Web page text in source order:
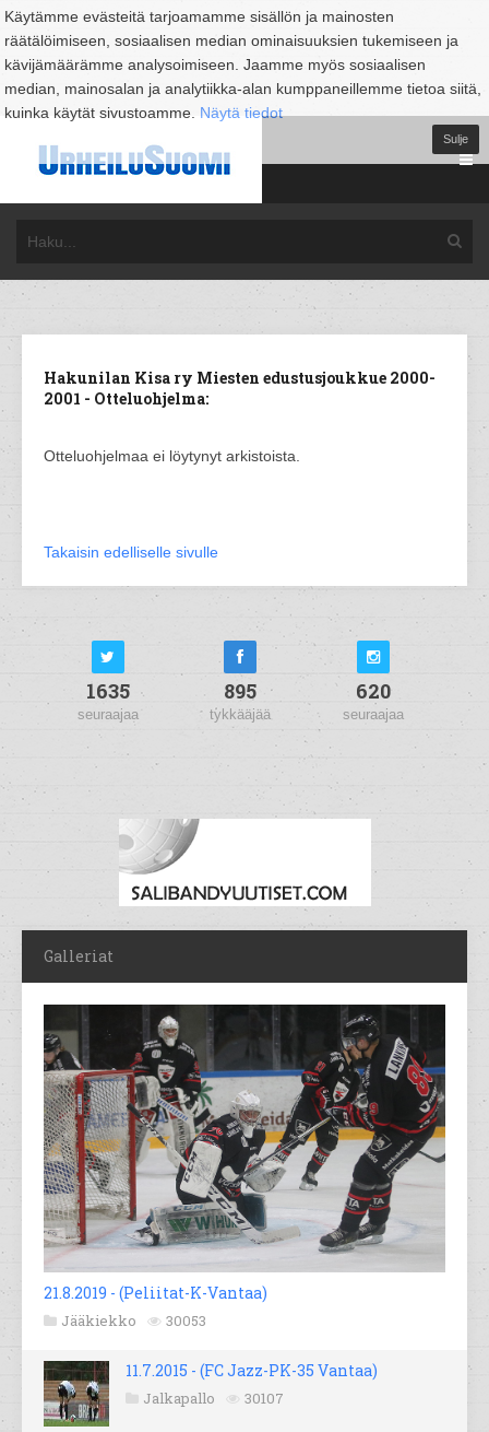
Käytämme evästeitä tarjoamamme sisällön ja mainosten
räätälöimiseen, sosiaalisen median ominaisuuksien tukemiseen ja
kävijämäärämme analysoimiseen. Jaamme myös sosiaalisen
median, mainosalan ja analytiikka-alan kumppaneillemme tietoa siitä,
kuinka käytät sivustoamme. Näytä tiedot
Sulje
Hakunilan Kisa ry Miesten edustusjoukkue 2000-
2001 - Otteluohjelma:
Otteluohjelmaa ei löytynyt arkistoista.
Takaisin edelliselle sivulle
1635
seuraajaa
895
tykkääjää
620
seuraajaa
Galleriat
21.8.2019 - (Peliitat-K-Vantaa)
Jääkiekko 30053
11.7.2015 - (FC Jazz-PK-35 Vantaa)
Jalkapallo 30107